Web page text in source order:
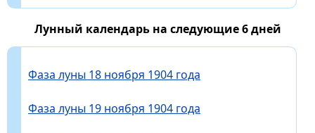
Лунный календарь на следующие 6 дней
Фаза луны 18 ноября 1904 года
Фаза луны 19 ноября 1904 года